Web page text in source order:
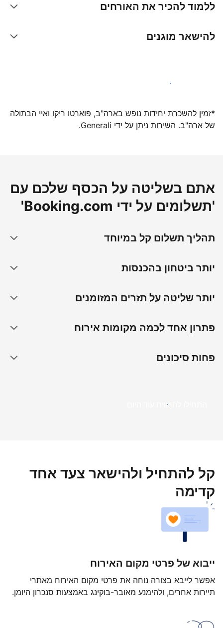
ללמוד להכיר את האורחים
להישאר מוגנים
הצטרפו אלינו עוד היום
*זמין להשכרת יחידות נופש בארה"ב, פוארטו ריקו ואיי הבתולה
של ארה"ב. השירות ניתן על ידי Generali.
אתם בשליטה על הכסף שלכם עם
'תשלומים על ידי Booking.com'
תהליך תשלום קל במיוחד
יותר ביטחון בהכנסות
יותר שליטה על תזרים המזומנים
פתרון אחד לכמה מקומות אירוח
פחות סיכונים
התחילו להרוויח עוד היום
קל להתחיל ולהישאר צעד אחד
קדימה
ייבוא של פרטי מקום האירוח
אפשר לייבא בצורה נוחה את פרטי מקום האירוח מאתרי
תיירות אחרים, ולהימנע מאובר-בוקינג באמצעות סנכרון היומן.